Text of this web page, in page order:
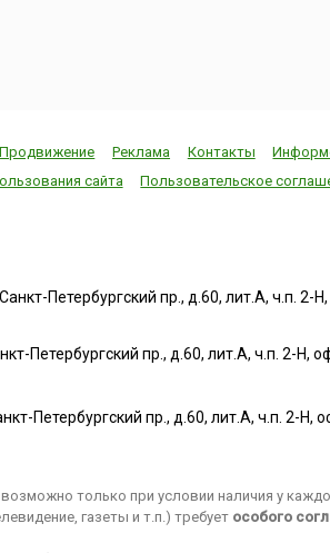
Продвижение Реклама Контакты
сайта
Пользовательское
Петербургский пр., д.60, лит.А, ч.п. 2-
Петербургский пр., д.60, лит.А, ч.п. 2-Н,
Петербургский пр., д.60, лит.А, ч.п. 2-Н,
только при условии наличия у
газеты и т.п.) требует особого